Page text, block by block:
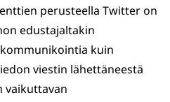
perusteella Twitter on
edustajaltakin
kuin
viestin lähettäneestä
vaikuttavan